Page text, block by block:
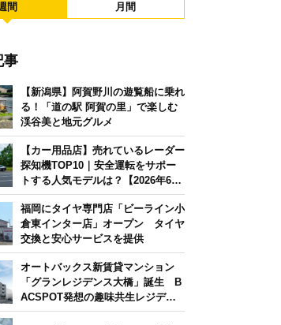
間 月間
事
【新潟県】阿賀野川の遊覧船に乗れ
る！「道の駅 阿賀の里」で楽しむ
渓谷美と地元グルメ
【カー用品店】売れているレーダー
探知機TOP10｜安全運転をサポー
トする人気モデルは？【2026年6月
版】
福岡にタイヤ専門店「ビーライン小
倉東インター店」オープン タイヤ
交換と安心サービスを提供
オートバックス新賃貸マンション
「グランレジデンス大橋」誕生 B
ACSPOT発想の趣味共生レジデン
ス